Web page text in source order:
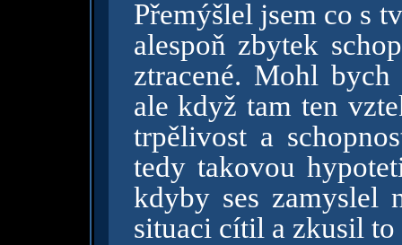
Přemýšlel jsem co s
alespoň zbytek
ztracené. Mohl
ale když tam ten
trpělivost a
tedy takovou
kdyby ses zamyslel
situaci cítil a zkusil to